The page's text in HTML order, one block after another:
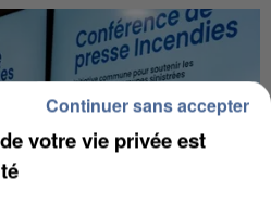
votre vie privée est
Continuer sans accepter